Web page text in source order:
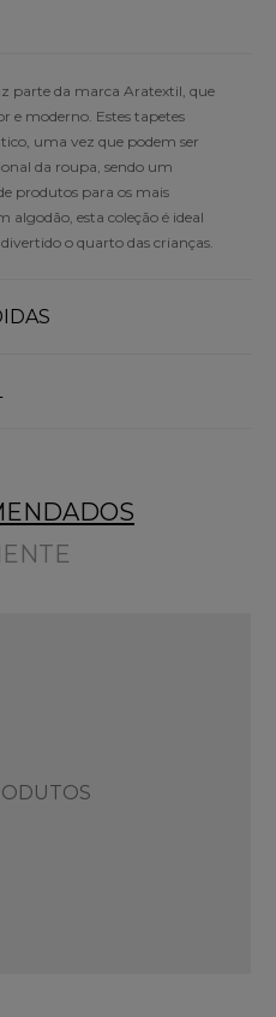
parte da marca Aratextil, que
e moderno. Estes tapetes
uma vez que podem ser
da roupa, sendo um
produtos para os mais
algodão, esta coleção é ideal
o quarto das crianças.